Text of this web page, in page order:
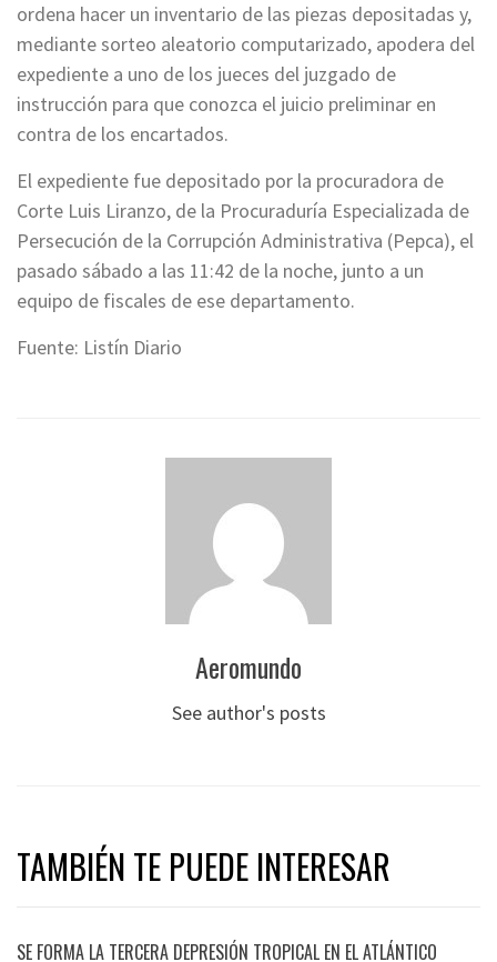
ordena hacer un inventario de las piezas depositadas y,
mediante sorteo aleatorio computarizado, apodera del
expediente a uno de los jueces del juzgado de
instrucción para que conozca el juicio preliminar en
contra de los encartados.
El expediente fue depositado por la procuradora de
Corte Luis Liranzo, de la Procuraduría Especializada de
Persecución de la Corrupción Administrativa (Pepca), el
pasado sábado a las 11:42 de la noche, junto a un
equipo de fiscales de ese departamento.
Fuente: Listín Diario
Aeromundo
See author's posts
TAMBIÉN TE PUEDE INTERESAR
SE FORMA LA TERCERA DEPRESIÓN TROPICAL EN EL ATLÁNTICO